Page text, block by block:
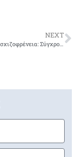
NEXT
Ο ασθενής με σχιζοφρένεια: Σύγχρονη διάγνωση και αντιμετώπιση